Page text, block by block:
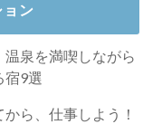
ン
泉を満喫しながら
宿9選
ら、仕事しよう！